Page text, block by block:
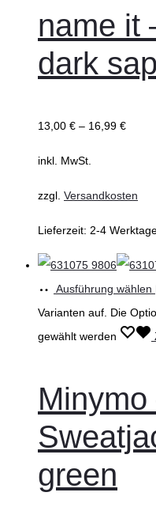
name it
dark
13,00 € – 16,99 €
inkl. MwSt.
zzgl. Versandkosten
Lieferzeit: 2-4
Ausführung wählen
Varianten auf. Die
gewählt werden
Minymo
green